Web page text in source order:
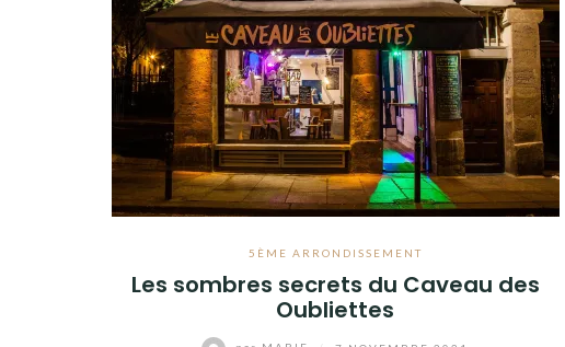
5ÈME ARRONDISSEMENT
Les sombres secrets du Caveau des
Oubliettes